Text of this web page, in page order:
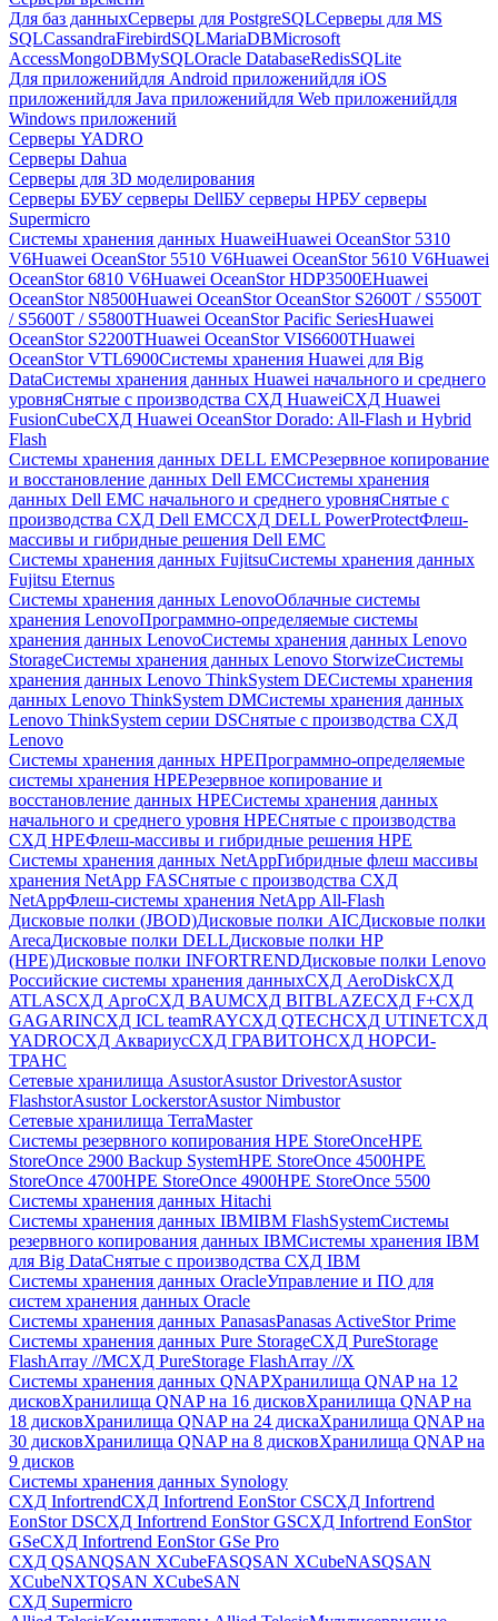
Для баз данныхСерверы для PostgreSQLСерверы для MS
SQLCassandraFirebirdSQLMariaDBMicrosoft
AccessMongoDBMySQLOracle DatabaseRedisSQLite
Для приложенийдля Android приложенийдля iOS
приложенийдля Java приложенийдля Web приложенийдля
Windows приложений
Серверы YADRO
Серверы Dahua
Серверы для 3D моделирования
Серверы БУБУ серверы DellБУ серверы HPБУ серверы
Supermicro
Системы хранения данных HuaweiHuawei OceanStor 5310
V6Huawei OceanStor 5510 V6Huawei OceanStor 5610 V6Huawei
OceanStor 6810 V6Huawei OceanStor HDP3500EHuawei
OceanStor N8500Huawei OceanStor OceanStor S2600T / S5500T
/ S5600T / S5800THuawei OceanStor Pacific SeriesHuawei
OceanStor S2200THuawei OceanStor VIS6600THuawei
OceanStor VTL6900Системы хранения Huawei для Big
DataСистемы хранения данных Huawei начального и среднего
уровняСнятые с производства СХД HuaweiСХД Huawei
FusionCubeСХД Huawei OceanStor Dorado: All-Flash и Hybrid
Flash
Системы хранения данных DELL EMCРезервное копирование
и восстановление данных Dell EMCСистемы хранения
данных Dell EMC начального и среднего уровняСнятые с
производства СХД Dell EMCСХД DELL PowerProtectФлеш-
массивы и гибридные решения Dell EMC
Системы хранения данных FujitsuСистемы хранения данных
Fujitsu Eternus
Системы хранения данных LenovoОблачные системы
хранения LenovoПрограммно-определяемые системы
хранения данных LenovoСистемы хранения данных Lenovo
StorageСистемы хранения данных Lenovo StorwizeСистемы
хранения данных Lenovo ThinkSystem DEСистемы хранения
данных Lenovo ThinkSystem DMСистемы хранения данных
Lenovo ThinkSystem серии DSСнятые с производства СХД
Lenovo
Системы хранения данных HPEПрограммно-определяемые
системы хранения HPEРезервное копирование и
восстановление данных HPEСистемы хранения данных
начального и среднего уровня HPEСнятые с производства
СХД HPEФлеш-массивы и гибридные решения HPE
Cистемы хранения данных NetAppГибридные флеш массивы
хранения NetApp FASСнятые с производства СХД
NetAppФлеш-системы хранения NetApp All-Flash
Дисковые полки (JBOD)Дисковые полки AICДисковые полки
ArecaДисковые полки DELLДисковые полки HP
(HPE)Дисковые полки INFORTRENDДисковые полки Lenovo
Российские системы хранения данныхСХД AeroDiskСХД
ATLASСХД AргоСХД BAUMСХД BITBLAZEСХД F+СХД
GAGARINСХД ICL teamRAYСХД QTECHСХД UTINETСХД
YADROСХД АквариусСХД ГРАВИТОНСХД НОРСИ-
ТРАНС
Сетевые хранилища AsustorAsustor DrivestorAsustor
FlashstorAsustor LockerstorAsustor Nimbustor
Сетевые хранилища TerraMaster
Системы резервного копирования HPE StoreOnceHPE
StoreOnce 2900 Backup SystemHPE StoreOnce 4500HPE
StoreOnce 4700HPE StoreOnce 4900HPE StoreOnce 5500
Системы хранения данных Hitachi
Системы хранения данных IBMIBM FlashSystemСистемы
резервного копирования данных IBMСистемы хранения IBM
для Big DataСнятые с производства СХД IBM
Системы хранения данных OracleУправление и ПО для
систем хранения данных Oracle
Системы хранения данных PanasasPanasas ActiveStor Prime
Системы хранения данных Pure StorageСХД PureStorage
FlashArray //MСХД PureStorage FlashArray //X
Системы хранения данных QNAPХранилища QNAP на 12
дисковХранилища QNAP на 16 дисковХранилища QNAP на
18 дисковХранилища QNAP на 24 дискаХранилища QNAP на
30 дисковХранилища QNAP на 8 дисковХранилища QNAP на
9 дисков
Системы хранения данных Synology
СХД InfortrendСХД Infortrend EonStor CSСХД Infortrend
EonStor DSСХД Infortrend EonStor GSСХД Infortrend EonStor
GSeСХД Infortrend EonStor GSe Pro
СХД QSANQSAN XCubeFASQSAN XCubeNASQSAN
XCubeNXTQSAN XCubeSAN
СХД Supermicro